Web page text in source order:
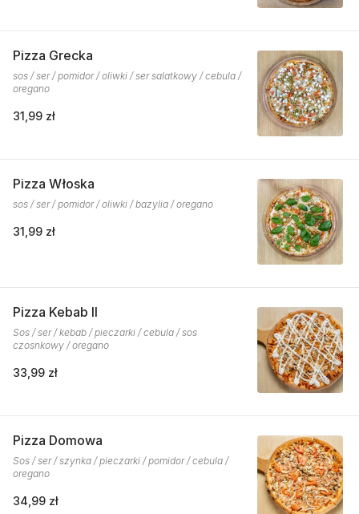
Pizza Grecka
sos / ser / pomidor / oliwki / ser salatkowy / cebula /
oregano
31,99 zł
Pizza Włoska
sos / ser / pomidor / oliwki / bazylia / oregano
31,99 zł
Pizza Kebab II
Sos / ser / kebab / pieczarki / cebula / sos
czosnkowy / oregano
33,99 zł
Pizza Domowa
Sos / ser / szynka / pieczarki / pomidor / cebula /
oregano
34,99 zł